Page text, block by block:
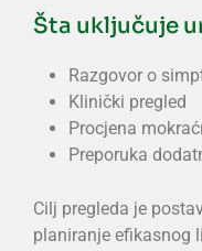
Šta uključuje
Razgovor o
Klinički pregled
Procjena
Preporuka
Cilj pregleda je
planiranje efikasnog